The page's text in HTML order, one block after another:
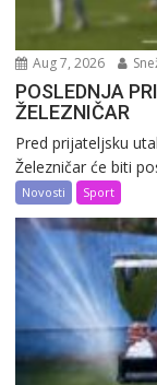
Aug 7, 2026
POSLEDNJA
ŽELEZNIČAR
Pred prijateljsku
Železničar će biti
Novosti Sport